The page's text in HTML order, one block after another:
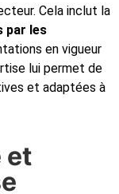
Cela inclut la
par les
en vigueur
lui permet de
et adaptées à
et